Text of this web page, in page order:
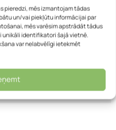
pieredzi, mēs izmantojam tādas
un/vai piekļūtu informācijai par
mēs varēsim apstrādāt tādus
unikāli identifikatori šajā vietnē.
var nelabvēlīgi ietekmēt
piegādāti kastē jau daļēji
neliela papildu
vai stūres uzstādīšana).
lai nodrošinātu pareizu